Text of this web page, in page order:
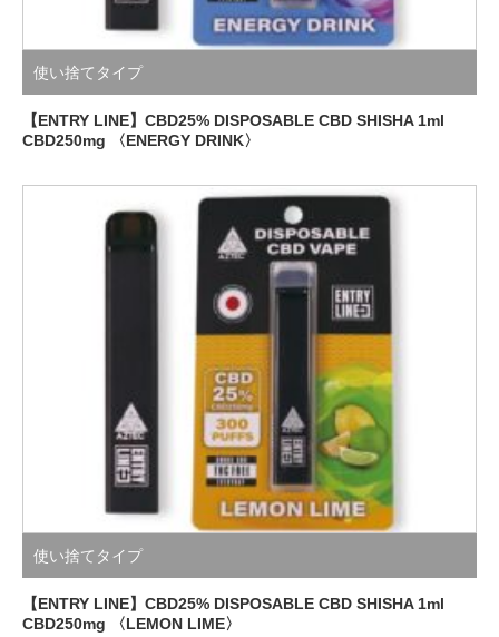
使い捨てタイプ
【ENTRY LINE】CBD25% DISPOSABLE CBD SHISHA 1ml
CBD250mg 〈ENERGY DRINK〉
使い捨てタイプ
【ENTRY LINE】CBD25% DISPOSABLE CBD SHISHA 1ml
CBD250mg 〈LEMON LIME〉